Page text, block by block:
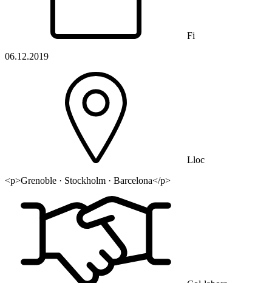
Fi
06.12.2019
Lloc
<p>Grenoble · Stockholm · Barcelona</p>